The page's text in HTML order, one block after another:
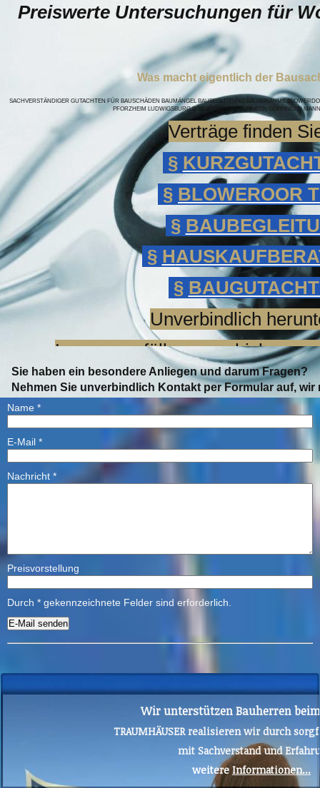
Sie haben ein besondere Anliegen und darum Fragen?
Nehmen Sie unverbindlich Kontakt per Formular auf,
Preiswerte Untersuchungen für
Was macht eigentlich der
SACHVERSTÄNDIGER GUTACHTEN FÜR BAUSCHÄDEN BAUMÄNGEL BAUBEGLEITUNG BAUABNAHME
PFORZHEIM LUDWIGSBURG BÖBLINGEN SINDELFINGEN GÖPPINGEN
Verträge finden
§
§ BLOWEROOR
§
§ H
§
Unverbindlich
Lesen, ausfüllen, zuschicken
Name *
E-Mail *
Nachricht *
Preisvorstellung
Durch * gekennzeichnete Felder sind erforderlich.
Wir unterstützen Bauherren
TRAUMHÄUSER realisieren wir durch
mit Sachverstand und
weitere Informationen...